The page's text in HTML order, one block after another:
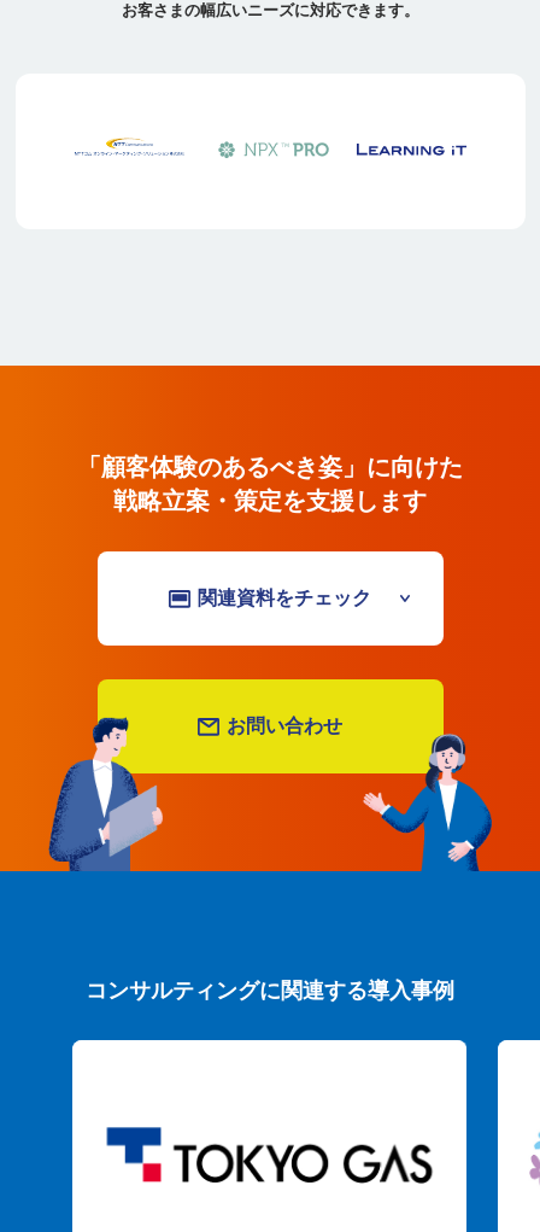
お客さまの幅広いニーズに対応できます。
「顧客体験のあるべき姿」に向けた戦略
「顧客体験のあるべき姿」に向けた
戦略立案・策定を支援します
関連資料をチェック
お問い合わせ
コンサルティングに関連する導入事例